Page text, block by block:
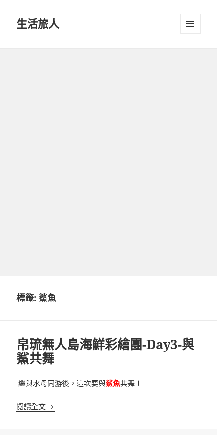
生活旅人
標籤:鯊魚
帛琉無人島海鮮彩繪團-Day3-與
鯊共舞
繼與水母同游後，這次要與鯊魚共舞！
閱讀全文 帛琉無人島海鮮彩繪團-Day3-與鯊共舞